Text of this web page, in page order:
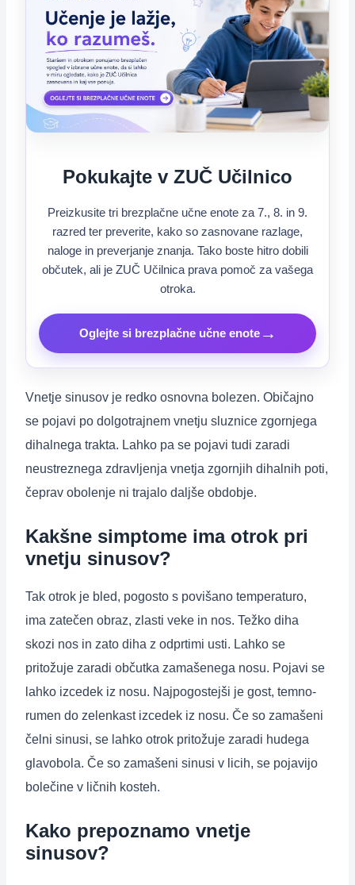
Pokukajte v ZUČ Učilnico
Preizkusite tri brezplačne učne enote za 7., 8. in 9.
razred ter preverite, kako so zasnovane razlage,
naloge in preverjanje znanja. Tako boste hitro dobili
občutek, ali je ZUČ Učilnica prava pomoč za vašega
otroka.
Oglejte si brezplačne učne enote→
Vnetje sinusov je redko osnovna bolezen. Običajno
se pojavi po dolgotrajnem vnetju sluznice zgornjega
dihalnega trakta. Lahko pa se pojavi tudi zaradi
neustreznega zdravljenja vnetja zgornjih dihalnih poti,
čeprav obolenje ni trajalo daljše obdobje.
Kakšne simptome ima otrok pri
vnetju sinusov?
Tak otrok je bled, pogosto s povišano temperaturo,
ima zatečen obraz, zlasti veke in nos. Težko diha
skozi nos in zato diha z odprtimi usti. Lahko se
pritožuje zaradi občutka zamašenega nosu. Pojavi se
lahko izcedek iz nosu. Najpogostejši je gost, temno-
rumen do zelenkast izcedek iz nosu. Če so zamašeni
čelni sinusi, se lahko otrok pritožuje zaradi hudega
glavobola. Če so zamašeni sinusi v licih, se pojavijo
bolečine v ličnih kosteh.
Kako prepoznamo vnetje
sinusov?